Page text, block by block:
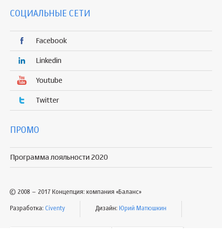
СОЦИАЛЬНЫЕ СЕТИ
Facebook
Linkedin
Youtube
Twitter
ПРОМО
Программа лояльности 2020
© 2008 – 2017 Концепция: компания «Баланс»
Разработка: Civenty Дизайн: Юрий Матюшкин